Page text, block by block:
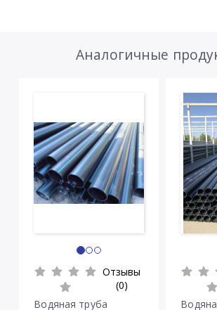
Аналогичные
Отзывы
(0)
Водяная труба